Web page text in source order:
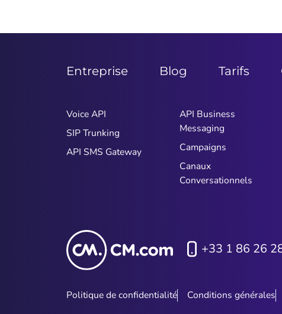
Entreprise Blog Tarifs
Voice API
SIP Trunking
API SMS Gateway
API Business
Messaging
Campaigns
Canaux
Conversationnels
+33 1 86 26
Politique de confidentialité Conditions générales